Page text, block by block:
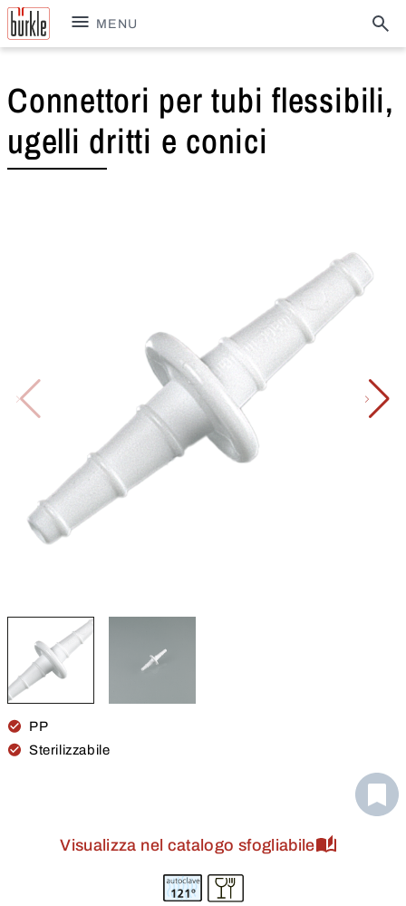
MENU
Connettori per tubi flessibili,
ugelli dritti e conici
PP
Sterilizzabile
Visualizza nel catalogo sfogliabile